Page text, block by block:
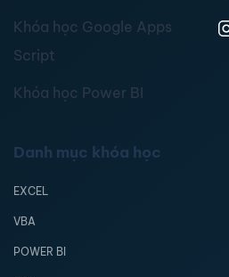
Khóa học Google Apps
Script
Khóa học Power BI
Danh mục khóa học
EXCEL
VBA
POWER BI